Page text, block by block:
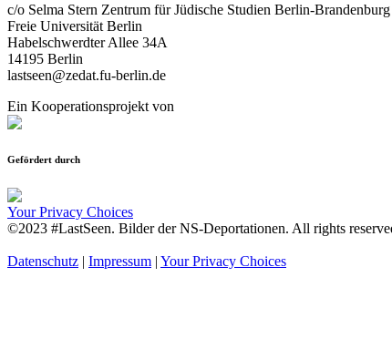
c/o Selma Stern Zentrum für Jüdische Studien Berlin-Brandenburg
Freie Universität Berlin
Habelschwerdter Allee 34A
14195 Berlin
lastseen@zedat.fu-berlin.de
Ein Kooperationsprojekt von
Gefördert durch
Your Privacy Choices
©2023 #LastSeen. Bilder der NS-Deportationen. All rights
Datenschutz | Impressum | Your Privacy Choices